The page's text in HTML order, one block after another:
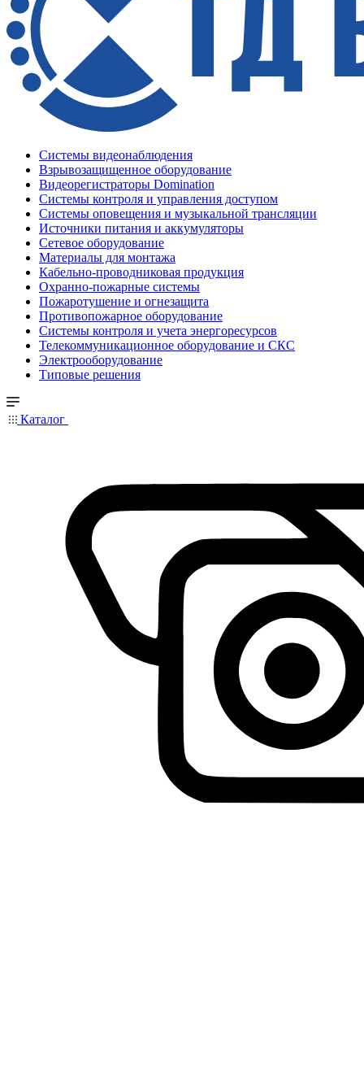
Системы видеонаблюдения
Взрывозащищенное оборудование
Видеорегистраторы Domination
Системы контроля и управления доступом
Системы оповещения и музыкальной трансляции
Источники питания и аккумуляторы
Сетевое оборудование
Материалы для монтажа
Кабельно-проводниковая продукция
Охранно-пожарные системы
Пожаротушение и огнезащита
Противопожарное оборудование
Системы контроля и учета энергоресурсов
Телекоммуникационное оборудование и СКС
Электрооборудование
Типовые решения
Каталог